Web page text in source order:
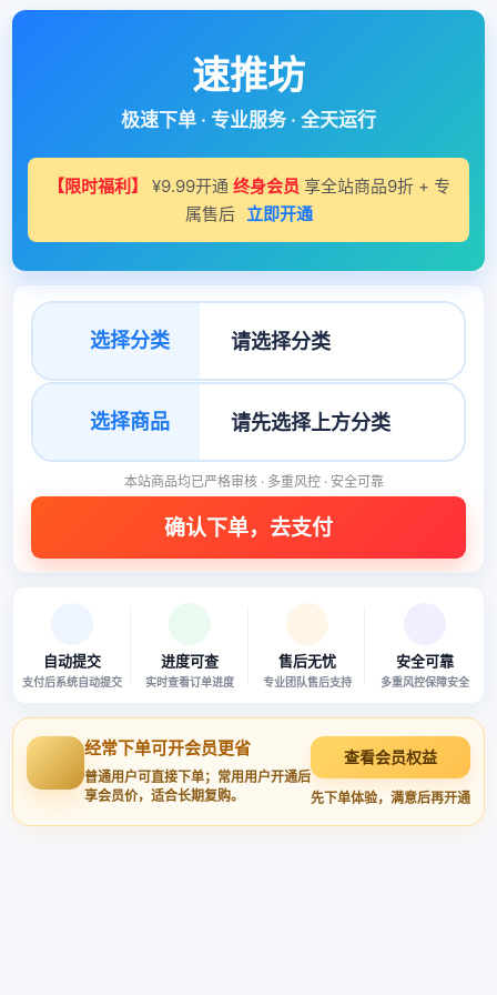
速推坊
极速下单 · 专业服务 · 全天运行
【限时福利】 ¥9.99开通 终身会员 享全站商品9折 + 专
属售后 立即开通
选择分类
选择商品
本站商品均已严格审核 · 多重风控 · 安全可靠
自动提交
支付后系统自动提交
进度可查
实时查看订单进度
售后无忧
专业团队售后支持
安全可靠
多重风控保障安全
经常下单可开会员更省
普通用户可直接下单；常用用户开通后
享会员价，适合长期复购。
查看会员权益
先下单体验，满意后再开通